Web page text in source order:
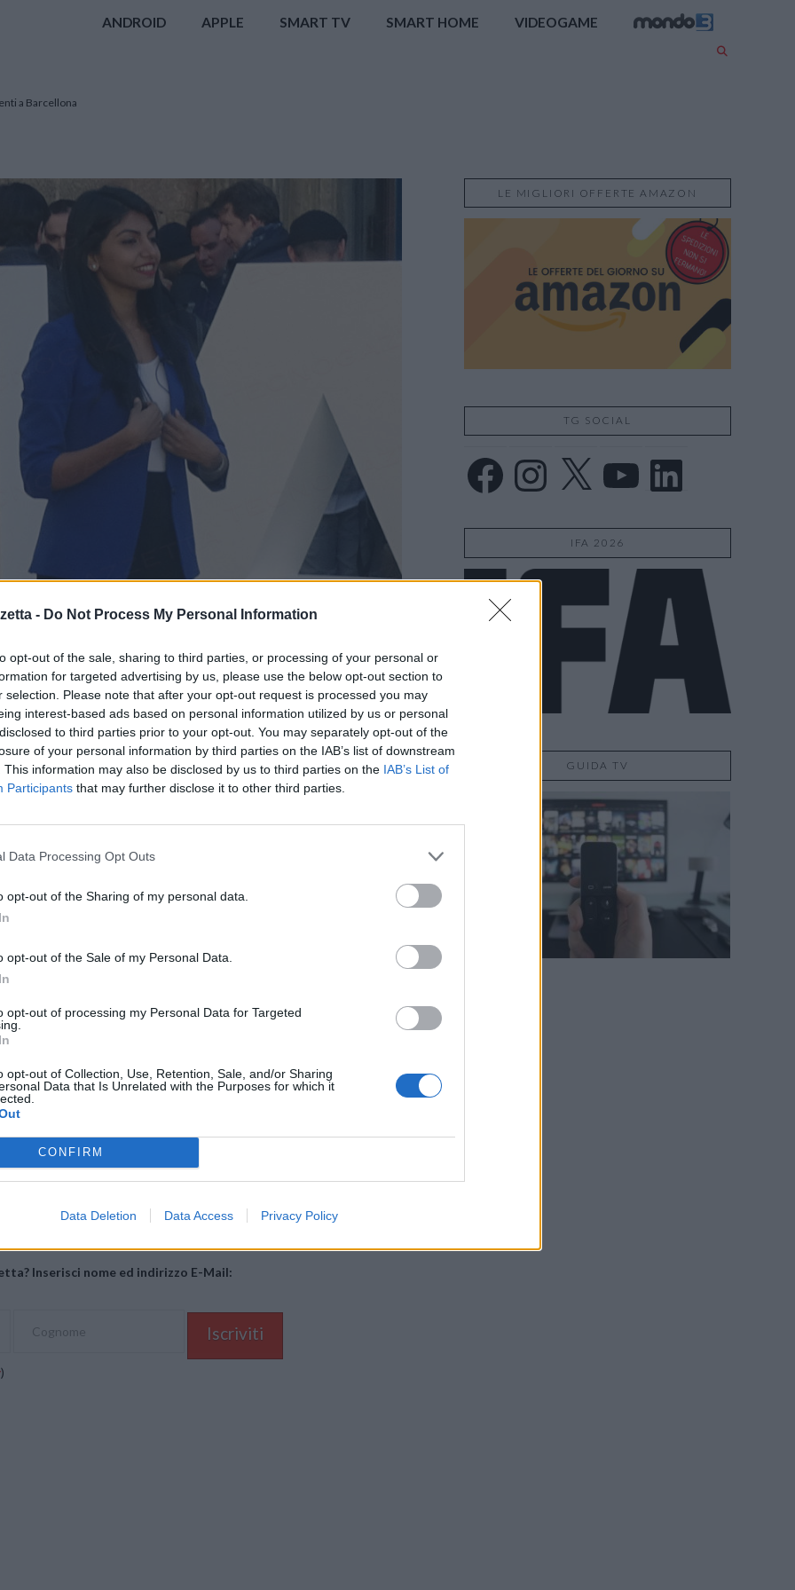
- Do Not Process My Personal Information
opt-out of the sale, sharing to third parties, or processing of your personal or
for targeted advertising by us, please use the below opt-out section to
selection. Please note that after your opt-out request is processed you may
interest-based ads based on personal information utilized by us or personal
to third parties prior to your opt-out. You may separately opt-out of the
of your personal information by third parties on the IAB’s list of downstream
This information may also be disclosed by us to third parties on the IAB’s List of
Participants that may further disclose it to other third parties.
Data Processing Opt Outs
opt-out of the Sharing of my personal data.
opt-out of the Sale of my Personal Data.
opt-out of processing my Personal Data for Targeted
opt-out of Collection, Use, Retention, Sale, and/or Sharing
Data that Is Unrelated with the Purposes for which it
CONFIRM
Data Deletion Data Access Privacy Policy
ANDROID APPLE SMART TV SMART HOME VIDEOGAME
a Barcellona
agli assenti a
a Barcellona peril prossimo
con una nota che “
ha deciso di ritirarsi da MWC 2020 dopo
in rapida evoluzione. L’obiettivo principale è stato quello di
riconoscendo al contempo la responsabilità nei confronti del settore e
Spagna e la Generalitat della Catalogna. Nokia ha in programma di
Live”
partecipazione.
che l’evento si svolgerà regolarmente e che saranno prese delle
Inserisci nome ed indirizzo E-Mail:
)
LE MIGLIORI OFFERTE AMAZON
TG SOCIAL
Facebook Instagram YouTube LinkedIn
IFA 2026
GUIDA TV